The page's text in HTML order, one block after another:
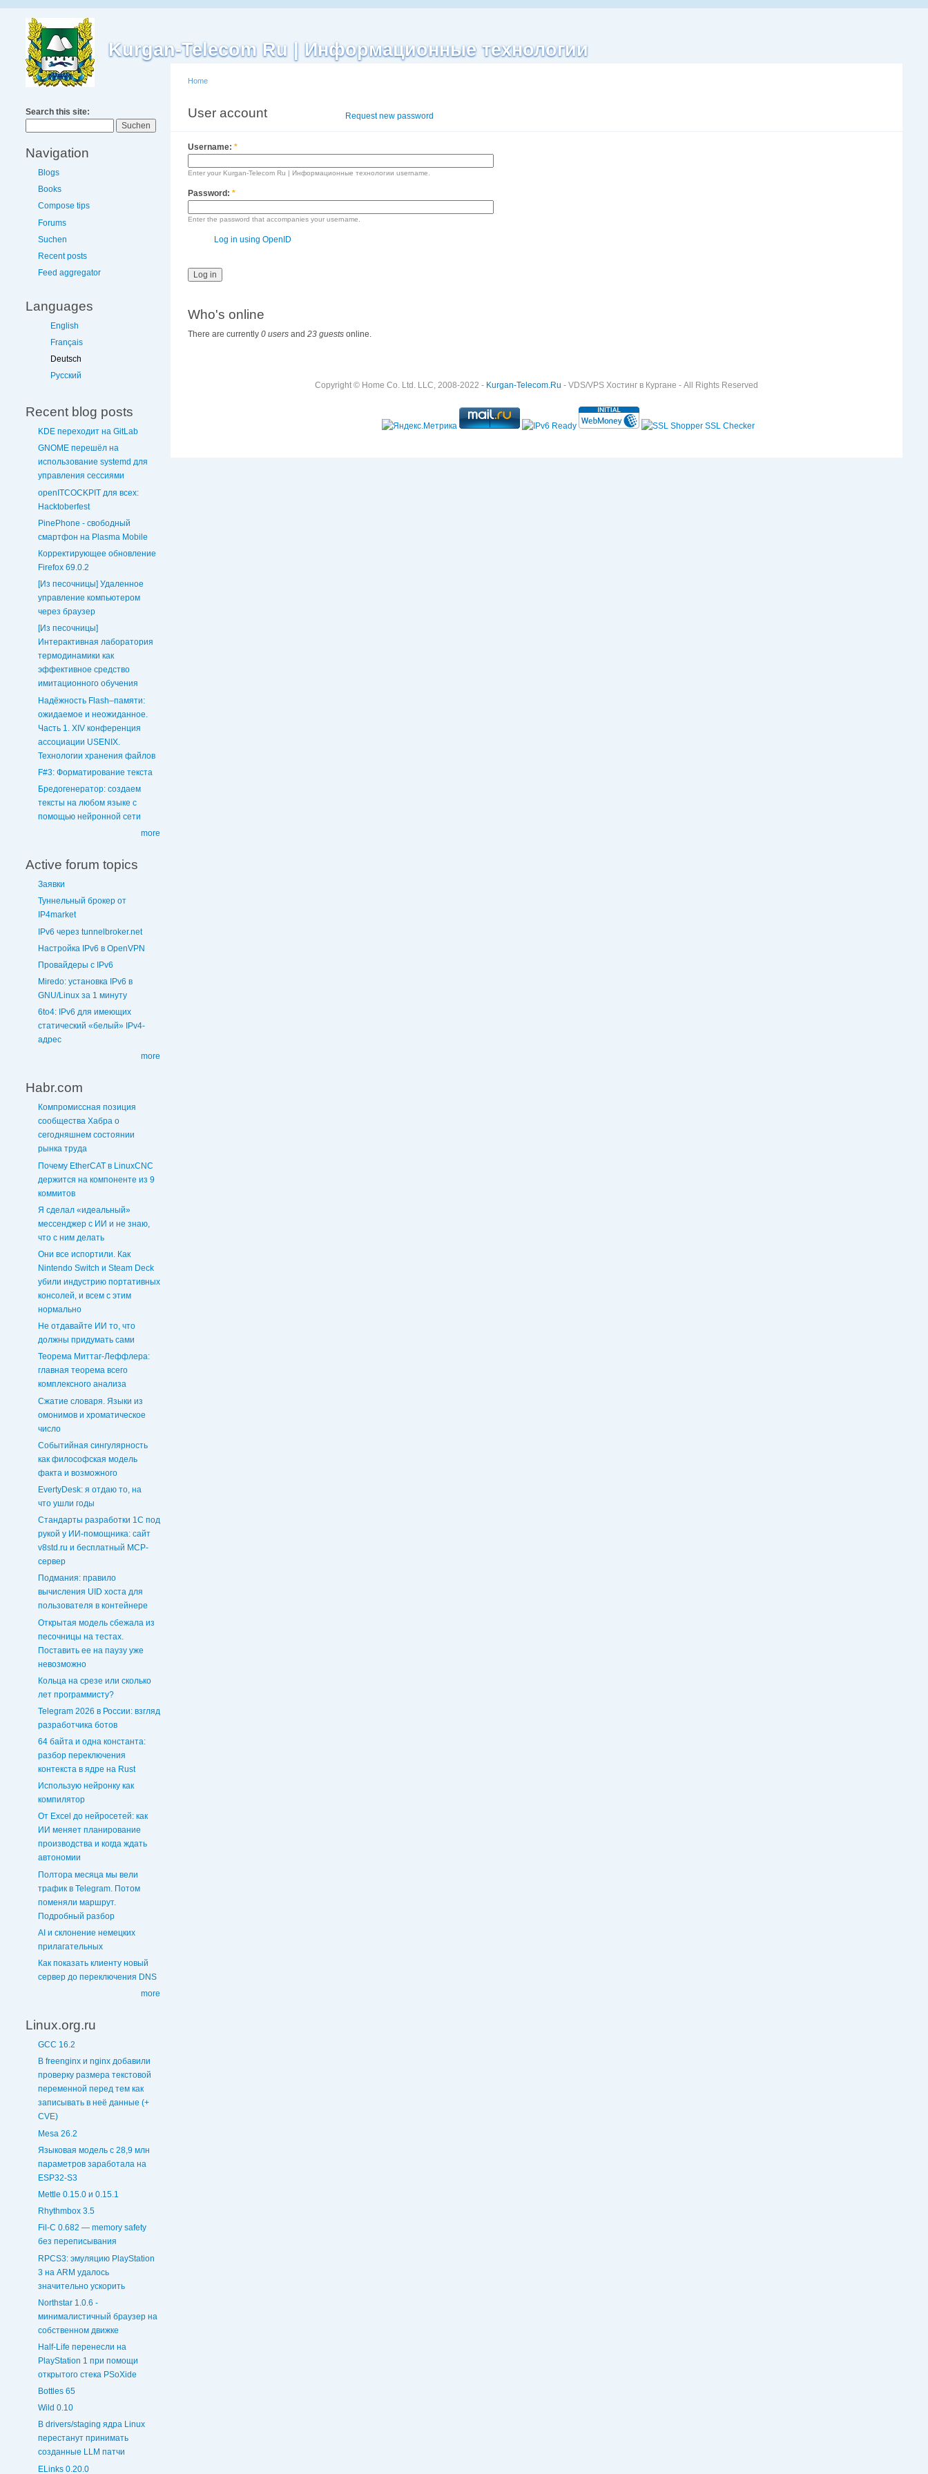
Kurgan-Telecom Ru | Информационные технологии
Search this site:
Navigation
Blogs
Books
Compose tips
Forums
Suchen
Recent posts
Feed aggregator
Languages
English
Français
Deutsch
Русский
Recent blog posts
KDE переходит на GitLab
GNOME перешёл на
использование systemd для
управления сессиями
openITCOCKPIT для всех:
Hacktoberfest
PinePhone - свободный
смартфон на Plasma Mobile
Корректирующее обновление
Firefox 69.0.2
[Из песочницы] Удаленное
управление компьютером
через браузер
[Из песочницы]
Интерактивная лаборатория
термодинамики как
эффективное средство
имитационного обучения
Надёжность Flash–памяти:
ожидаемое и неожиданное.
Часть 1. XIV конференция
ассоциации USENIX.
Технологии хранения файлов
F#3: Форматирование текста
Бредогенератор: создаем
тексты на любом языке с
помощью нейронной сети
more
Active forum topics
Заявки
Туннельный брокер от
IP4market
IPv6 через tunnelbroker.net
Настройка IPv6 в OpenVPN
Провайдеры с IPv6
Miredo: установка IPv6 в
GNU/Linux за 1 минуту
6to4: IPv6 для имеющих
статический «белый» IPv4-
адрес
more
Habr.com
Компромиссная позиция
сообщества Хабра о
сегодняшнем состоянии
рынка труда
Почему EtherCAT в LinuxCNC
держится на компоненте из 9
коммитов
Я сделал «идеальный»
мессенджер с ИИ и не знаю,
что с ним делать
Они все испортили. Как
Nintendo Switch и Steam Deck
убили индустрию портативных
консолей, и всем с этим
нормально
Не отдавайте ИИ то, что
должны придумать сами
Теорема Миттаг-Леффлера:
главная теорема всего
комплексного анализа
Сжатие словаря. Языки из
омонимов и хроматическое
число
Событийная сингулярность
как философская модель
факта и возможного
EvertyDesk: я отдаю то, на
что ушли годы
Стандарты разработки 1С под
рукой у ИИ-помощника: сайт
v8std.ru и бесплатный MCP-
сервер
Подмания: правило
вычисления UID хоста для
пользователя в контейнере
Открытая модель сбежала из
песочницы на тестах.
Поставить ее на паузу уже
невозможно
Кольца на срезе или сколько
лет программисту?
Telegram 2026 в России: взгляд
разработчика ботов
64 байта и одна константа:
разбор переключения
контекста в ядре на Rust
Использую нейронку как
компилятор
От Excel до нейросетей: как
ИИ меняет планирование
производства и когда ждать
автономии
Полтора месяца мы вели
трафик в Telegram. Потом
поменяли маршрут.
Подробный разбор
AI и склонение немецких
прилагательных
Как показать клиенту новый
сервер до переключения DNS
more
Linux.org.ru
GCC 16.2
В freenginx и nginx добавили
проверку размера текстовой
переменной перед тем как
записывать в неё данные (+
CVE)
Mesa 26.2
Языковая модель с 28,9 млн
параметров заработала на
ESP32-S3
Mettle 0.15.0 и 0.15.1
Rhythmbox 3.5
Fil-C 0.682 — memory safety
без переписывания
RPCS3: эмуляцию PlayStation
3 на ARM удалось
значительно ускорить
Northstar 1.0.6 -
минималистичный браузер на
собственном движке
Half-Life перенесли на
PlayStation 1 при помощи
открытого стека PSoXide
Bottles 65
Wild 0.10
В drivers/staging ядра Linux
перестанут принимать
созданные LLM патчи
ELinks 0.20.0
Home
User account Request new password
Username: *
Enter your Kurgan-Telecom Ru | Информационные технологии username.
Password: *
Enter the password that accompanies your username.
Log in using OpenID
Who's online
There are currently 0 users and 23 guests online.
Copyright © Home Co. Ltd. LLC, 2008-2022 - Kurgan-Telecom.Ru - VDS/VPS Хостинг в Кургане - All Rights Reserved